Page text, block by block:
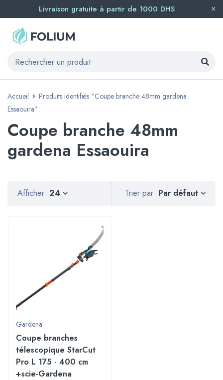
Livraison gratuite à partir de 1000 DHS
Accueil
Produits identifiés “Coupe branche 48mm gardena
Essaouira”
Coupe branche 48mm
gardena Essaouira
Trier par Par défaut
Afficher 24
Gardena
Coupe branches
télescopique StarCut
Pro L 175 - 400 cm
+scie-Gardena